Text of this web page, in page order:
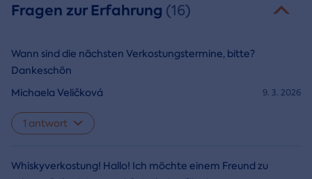
Fragen zur Erfahrung (16)
Wann sind die nächsten Verkostungstermine, bitte?
Dankeschön
9. 3. 2026
Michaela Veličková
1 antwort
Whiskyverkostung! Hallo! Ich möchte einem Freund zu